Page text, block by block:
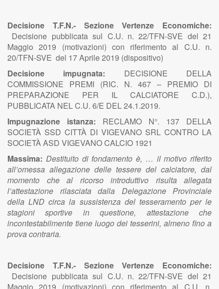
Decisione T.F.N.- Sezione Vertenze Economiche:
Decisione pubblicata sul C.U. n. 22/TFN-SVE del 21
Maggio 2019 (motivazioni) con riferimento al C.U. n.
20/TFN-SVE del 17 Aprile 2019 (dispositivo)
Decisione impugnata: DECISIONE DELLA
COMMISSIONE PREMI (RIC. N. 467 – PREMIO DI
PREPARAZIONE PER IL CALCIATORE C.D.),
PUBBLICATA NEL C.U. 6/E DEL 24.1.2019.
Impugnazione istanza: RECLAMO N°. 137 DELLA
SOCIETÀ SSD CITTÀ DI VIGEVANO SRL CONTRO LA
SOCIETÀ ASD VIGEVANO CALCIO 1921
Massima: Destituito di fondamento è, … il motivo riferito
all’omessa allegazione delle tessere del calciatore, dal
momento che al ricorso introduttivo risulta allegata
l’attestazione rilasciata dalla Delegazione Provinciale
della LND circa la sussistenza del tesseramento per le
stagioni sportive in questione, attestazione che
incontestabilmente tiene luogo dei tesserini, almeno fino a
prova contraria.
Decisione T.F.N.- Sezione Vertenze Economiche:
Decisione pubblicata sul C.U. n. 22/TFN-SVE del 21